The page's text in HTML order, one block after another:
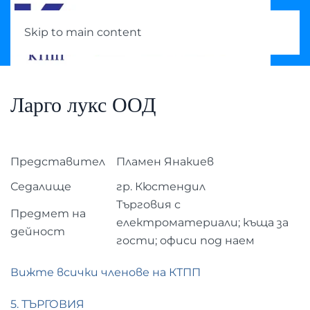
Skip to main content
Ларго лукс ООД
Представител
Пламен Янакиев
Седалище
гр. Кюстендил
Предмет на
дейност
Търговия с
електроматериали; къща за
гости; офиси под наем
Вижте всички членове на КТПП
5. ТЪРГОВИЯ